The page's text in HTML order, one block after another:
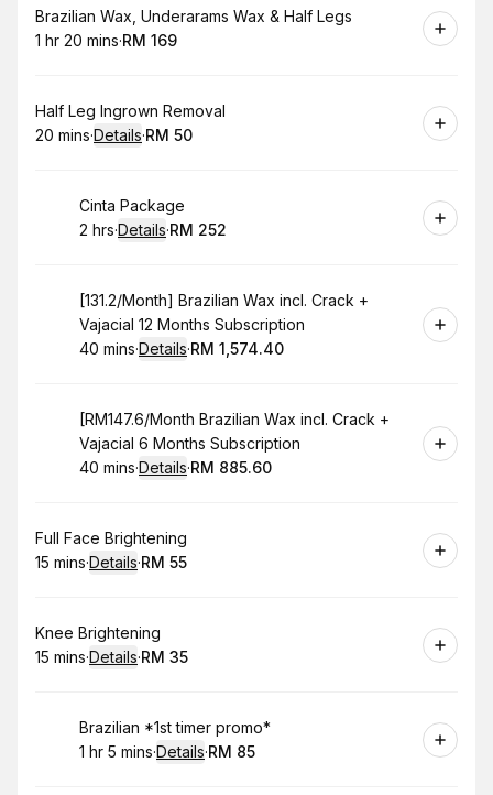
Book
Brazilian Wax, Underarams Wax & Half Legs
. Duration:
1 hr 20 mins·
.Price:
RM 169
Book
Half Leg Ingrown Removal
.Duration:
20 mins·Details·
.Price
RM 50
Book
Cinta Package
. Duration:
2 hrs·Details·
.Price:
RM 252
Book
[131.2/Month] Brazilian Wax incl. Crack +
Vajacial 12 Months Subscription
.Duration:
40 mins·Details·
.Price:
RM 1,574.40
Book
[RM147.6/Month Brazilian Wax incl. Crack +
Vajacial 6 Months Subscription
.Duration:
40 mins·Details·
.Price:
RM 885.60
Book
Full Face Brightening
.Duration:
15 mins·Details·
.Price
RM 55
Book
Knee Brightening
.Duration:
15 mins·Details·
.Price
RM 35
Book
Brazilian *1st timer promo*
. Duration:
1 hr 5 mins·Details·
.Price
RM 85